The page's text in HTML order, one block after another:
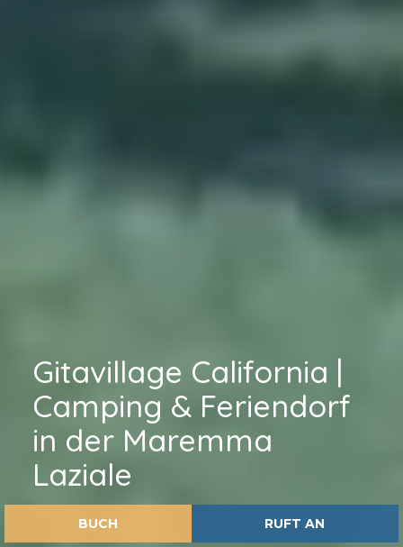
Gitavillage California |
Camping & Feriendorf
in der Maremma
Laziale